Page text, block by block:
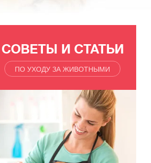
СОВЕТЫ И СТАТЬИ
ПО УХОДУ ЗА ЖИВОТНЫМИ